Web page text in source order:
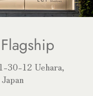
30-12 Uehara,